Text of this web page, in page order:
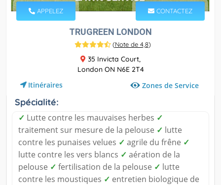
APPELEZ CONTACTEZ
TRUGREEN LONDON
(Note de 4,8)
35 Invicta Court,
London ON N6E 2T4
Itinéraires Zones de Service
Spécialité:
✓ Lutte contre les mauvaises herbes ✓
traitement sur mesure de la pelouse ✓ lutte
contre les punaises velues ✓ agrile du frêne ✓
lutte contre les vers blancs ✓ aération de la
pelouse ✓ fertilisation de la pelouse ✓ lutte
contre les moustiques ✓ entretien biologique de